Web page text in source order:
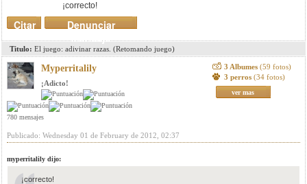
¡correcto!
Denunciar
mensaje
Citar
Titulo: El juego: adivinar razas. (Retomando juego)
Myperritalily
¡Adicto!
780 mensajes
3 Albumes (59 fotos)
3 perros (34 fotos)
ver mas
Publicado: Wednesday 01 de February de 2012, 02:37
myperritalily dijo:
¡correcto!